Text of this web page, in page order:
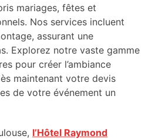
mariages, fêtes et
Nos services incluent
assurant une
Explorez notre vaste gamme
pour créer l’ambiance
maintenant votre devis
de votre événement un
l’Hôtel Raymond